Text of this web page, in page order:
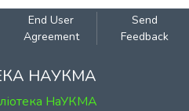
End User
Agreement
Send
Feedback
НАУКМА
НаУКМА